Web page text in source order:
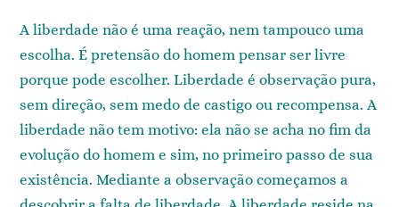
A liberdade não é uma reação, nem tampouco uma
escolha. É pretensão do homem pensar ser livre
porque pode escolher. Liberdade é observação pura,
sem direção, sem medo de castigo ou recompensa. A
liberdade não tem motivo: ela não se acha no fim da
evolução do homem e sim, no primeiro passo de sua
existência. Mediante a observação começamos a